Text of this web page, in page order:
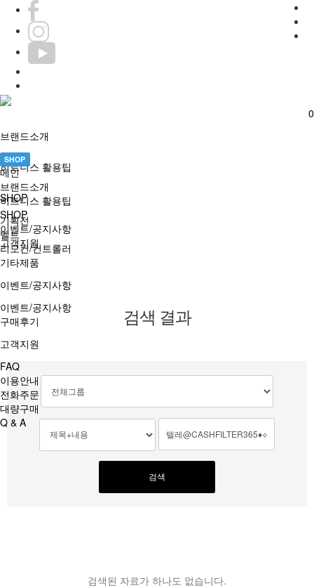
0
브랜드소개
히트니스 활용팁
SHOP
기획전
벨트
리모컨/컨트롤러
기타제품
이벤트/공지사항
이벤트/공지사항
구매후기
고객지원
FAQ
이용안내
전화주문
대량구매
Q & A
SHOP
메인
브랜드소개
히트니스 활용팁
SHOP
이벤트/공지사항
고객지원
검색 결과
검색
검색된 자료가 하나도 없습니다.